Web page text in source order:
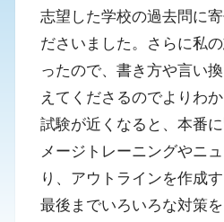
志望した学校の過去問に
ださいました。さらに私
ったので、書き方や言い
えてくださるのでよりわ
試験が近くなると、本番
メージトレーニングやニ
り、アウトラインを作成
最後までいろいろな対策